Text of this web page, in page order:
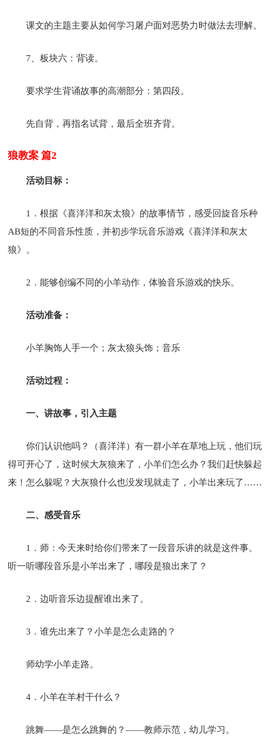
课文的主题主要从如何学习屠户面对恶势力时做法去理解。
7、板块六：背读。
要求学生背诵故事的高潮部分：第四段。
先自背，再指名试背，最后全班齐背。
狼教案 篇2
活动目标：
1．根据《喜洋洋和灰太狼》的故事情节，感受回旋音乐种
AB短的不同音乐性质，并初步学玩音乐游戏《喜洋洋和灰太
狼》。
2．能够创编不同的小羊动作，体验音乐游戏的快乐。
活动准备：
小羊胸饰人手一个；灰太狼头饰；音乐
活动过程：
一、讲故事，引入主题
你们认识他吗？（喜洋洋）有一群小羊在草地上玩，他们玩
得可开心了，这时候大灰狼来了，小羊们怎么办？我们赶快躲起
来！怎么躲呢？大灰狼什么也没发现就走了，小羊出来玩了……
二、感受音乐
1．师：今天来时给你们带来了一段音乐讲的就是这件事。
听一听哪段音乐是小羊出来了，哪段是狼出来了？
2．边听音乐边提醒谁出来了。
3．谁先出来了？小羊是怎么走路的？
师幼学小羊走路。
4．小羊在羊村干什么？
跳舞——是怎么跳舞的？——教师示范，幼儿学习。